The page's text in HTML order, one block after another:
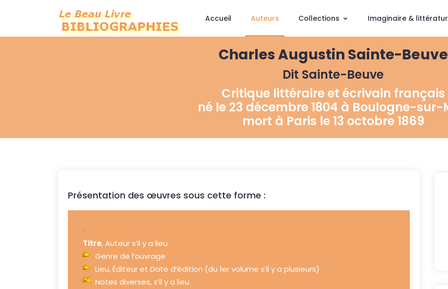
Accueil Auteurs Collections Imaginaire &
Charles Augustin Sainte-Beuve
Dit Sainte-Beuve
Critique littéraire et écrivain français
né le 23 décembre 1804 à Boulogne-sur-
mort à Paris le 13 octobre 1869
Présentation des œuvres sous cette forme :
Titre, Auteur s’il y a lieu
Genre de l’ouvrage
Lieu, Éditeur et Date d’édition (du 1er volume s’il y a plusieurs)
Notes diverses, s’il y a lieu